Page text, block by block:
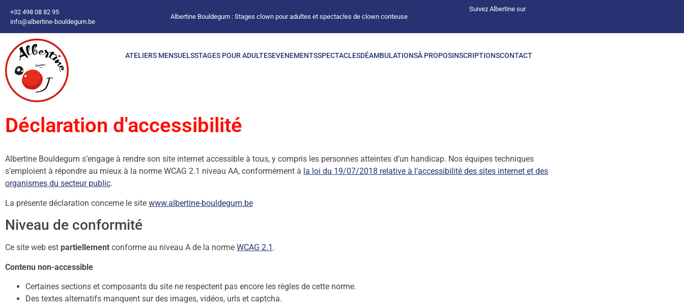
+32 498 08 82 95
info@albertine-bouldegum.be
Albertine Bouldegum : Stages clown pour adultes et spectacles de clown conteuse
Suivez Albertine sur
ATELIERS MENSUELSSTAGES POUR ADULTESEVENEMENTSSPECTACLESDÉAMBULATIONSÀ PROPOSINSCRIPTIONSCONTACT
Déclaration d'accessibilité
Albertine Bouldegum s’engage à rendre son site internet accessible à tous, y compris les personnes atteintes d’un handicap. Nos équipes techniques
s’emploient à répondre au mieux à la norme WCAG 2.1 niveau AA, conformément à la loi du 19/07/2018 relative à l’accessibilité des sites internet et des
organismes du secteur public.
La présente déclaration concerne le site www.albertine-bouldegum.be
Niveau de conformité
Ce site web est partiellement conforme au niveau A de la norme WCAG 2.1 .
Contenu non-accessible
Certaines sections et composants du site ne respectent pas encore les règles de cette norme.
Des textes alternatifs manquent sur des images, vidéos, urls et captcha.